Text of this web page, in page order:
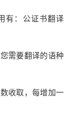
有：公证书翻译
需要翻译的语种
收取，每增加一